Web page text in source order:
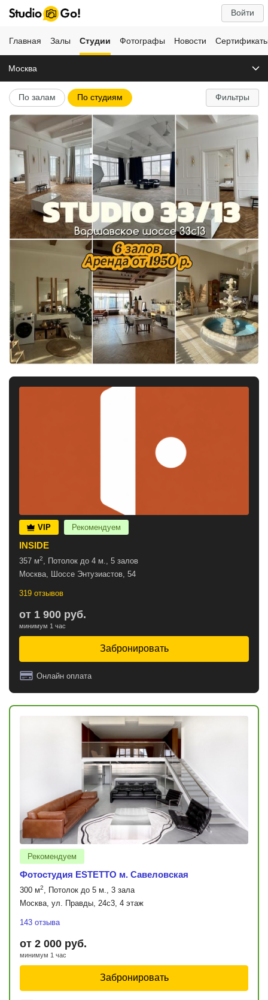
Войти
Главная Залы Студии Фотографы Новости
Москва
По залам По студиям Фильтры
VIP Рекомендуем
INSIDE
357 м2, Потолок до 4 м., 5 залов
Москва, Шоссе Энтузиастов, 54
319 отзывов
от 1 900 руб.
минимум 1 час
Забронировать
Онлайн оплата
Рекомендуем
Фотостудия ESTETTO м. Савеловская
300 м2, Потолок до 5 м., 3 зала
Москва, ул. Правды, 24с3, 4 этаж
143 отзыва
от 2 000 руб.
минимум 1 час
Забронировать